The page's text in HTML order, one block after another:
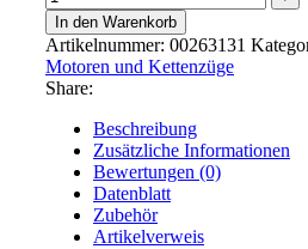
In den Warenkorb
Artikelnummer: 00263131
Motoren und Kettenzüge
Share:
Beschreibung
Zusätzliche Informationen
Bewertungen (0)
Datenblatt
Zubehör
Artikelverweis